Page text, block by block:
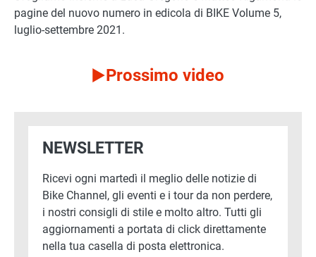
pagine del nuovo numero in edicola di BIKE Volume 5,
luglio-settembre 2021.
Prossimo video
NEWSLETTER
Ricevi ogni martedì il meglio delle notizie di
Bike Channel, gli eventi e i tour da non perdere,
i nostri consigli di stile e molto altro. Tutti gli
aggiornamenti a portata di click direttamente
nella tua casella di posta elettronica.